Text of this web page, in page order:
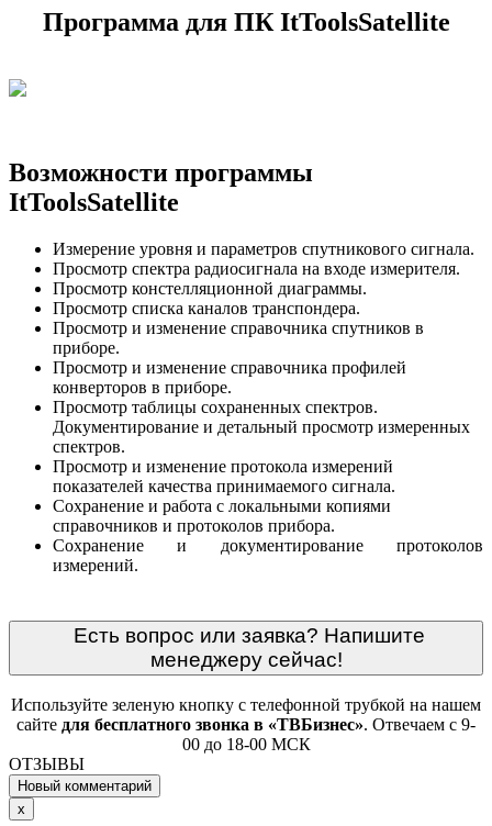
Программа для ПК ItToolsSatellite
Возможности программы
ItToolsSatellite
Измерение уровня и параметров спутникового сигнала.
Просмотр спектра радиосигнала на входе измерителя.
Просмотр констелляционной диаграммы.
Просмотр списка каналов транспондера.
Просмотр и изменение справочника спутников в
приборе.
Просмотр и изменение справочника профилей
конверторов в приборе.
Просмотр таблицы сохраненных спектров.
Документирование и детальный просмотр измеренных
спектров.
Просмотр и изменение протокола измерений
показателей качества принимаемого сигнала.
Сохранение и работа с локальными копиями
справочников и протоколов прибора.
Сохранение и документирование протоколов
измерений.
менеджеру сейчас!
Используйте зеленую кнопку с телефонной трубкой на нашем
сайте для бесплатного звонка в «ТВБизнес». Отвечаем с 9-
00 до 18-00 МСК
ОТЗЫВЫ
Новый комментарий
x